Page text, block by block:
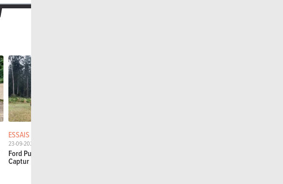
ESSAIS COMPARATIFS
23-09-2020
Ford Puma vs Nissan Juke vs Renault
Captur : Chemins de...